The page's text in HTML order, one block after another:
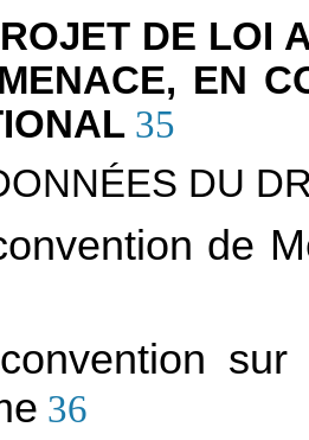
DE LOI
EN
35
DU
de
36